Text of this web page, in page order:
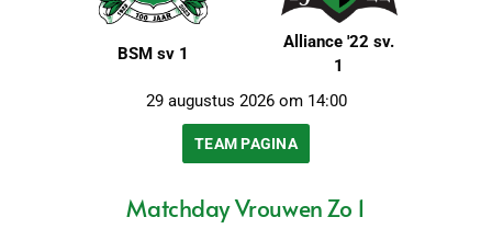
BSM sv 1
Alliance '22 sv.
1
29 augustus 2026 om 14:00
TEAM PAGINA
Matchday Vrouwen Zo 1